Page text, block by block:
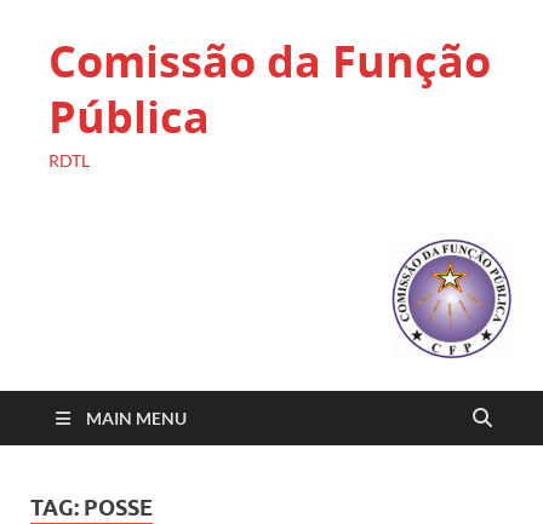
Comissão da Função
Pública
RDTL
MAIN MENU
TAG: POSSE